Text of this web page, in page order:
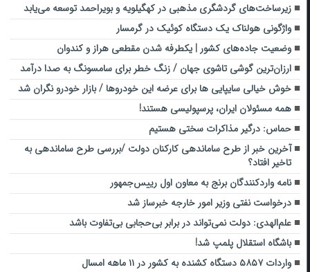
زیرساخت‌های گردشگری مذهبی در کهگیلویه و بویراحمد توسعه می‌یابد
واژگونی هولناک یک دستگاه کوئیک در گرمسار
وضعیت جاده‌های کشور | یکطرفه شدن مقطعی هراز و کندوان
ارزان‌ترین گوشی تاشوی جهان / زنگ خطر برای سامسونگ به صدا درآمد
خوش خیالی سایپایی ها برای عرضه این خودروها / بازار خودرو نگران شد
همه مسئولان ایران، پرسپولیسی هستند!
حماس: درگیر مذاکرات سختی هستیم
آخرین خبر از طرح ساماندهی کارکنان دولت /بررسی طرح ساماندهی به
تاخیر افتاد؟
نامه واردکنندگان برنج به معاون اول رییس‌جمهور
درخواست نفتی وزیر امور خارجه خبرساز شد
علم‌الهدی: دولت نمی‌تواند در برابر بی‌حجابی بی‌تفاوت باشد
باشگاه استقلال پلمپ شد!
واردات ۵۸۵۷ دستگاه کشنده به کشور در ۱۱ ماهه امسال